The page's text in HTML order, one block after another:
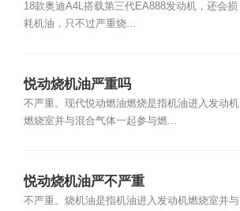
18款奥迪A4L搭载第三代EA888发动机，还会损
耗机油，只不过严重烧...
悦动烧机油严重吗
不严重。现代悦动燃油燃烧是指机油进入发动机
燃烧室并与混合气体一起参与燃...
悦动烧机油严不严重
不严重。烧机油是指机油进入发动机燃烧室并与